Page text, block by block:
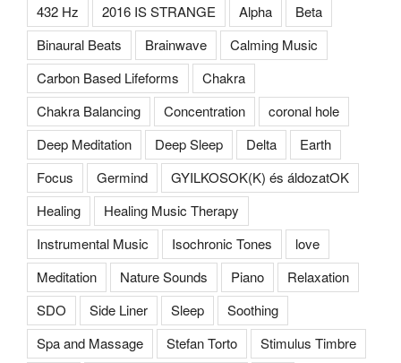
432 Hz 2016 IS STRANGE Alpha
Beta
Binaural Beats
Brainwave
Calming Music
Carbon Based Lifeforms
Chakra
Chakra Balancing
Concentration
coronal hole
Deep Meditation
Deep Sleep Delta
Earth
Focus
Germind
GYILKOSOK(K) és áldozatOK
Healing
Healing Music Therapy
Instrumental Music
Isochronic Tones
love
Meditation
Nature Sounds Piano
Relaxation
SDO
Side Liner Sleep
Soothing
Spa and Massage
Stefan Torto Stimulus Timbre